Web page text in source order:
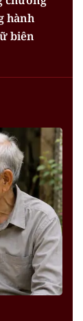
hành
biên